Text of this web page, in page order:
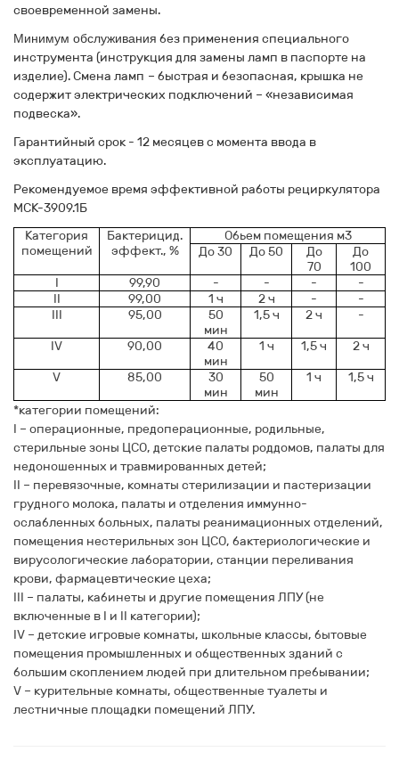
своевременной замены.
Минимум обслуживания без применения специального
инструмента (инструкция для замены ламп в паспорте на
изделие). Смена ламп – быстрая и безопасная, крышка не
содержит электрических подключений – «независимая
подвеска».
Гарантийный срок - 12 месяцев с момента ввода в
эксплуатацию.
Рекомендуемое время эффективной работы рециркулятора
МСК-3909.1Б
Категория
помещений
Бактерицид.
эффект., %
Обьем помещения м3
До 30
До 50
До
70
До
100
I
99,90 - - -
-
II
99,00 1 ч 2 ч -
-
III
95,00
50
мин
1,5 ч 2 ч -
IV 90,00
40
мин
1 ч 1,5 ч 2 ч
V 85,00
30
мин
50
мин
1 ч 1,5 ч
*категории помещений:
I – операционные, предоперационные, родильные,
стерильные зоны ЦСО, детские палаты роддомов, палаты для
недоношенных и травмированных детей;
II – перевязочные, комнаты стерилизации и пастеризации
грудного молока, палаты и отделения иммунно-
ослабленных больных, палаты реанимационных отделений,
помещения нестерильных зон ЦСО, бактериологические и
вирусологические лаборатории, станции переливания
крови, фармацевтические цеха;
III – палаты, кабинеты и другие помещения ЛПУ (не
включенные в I и II категории);
IV – детские игровые комнаты, школьные классы, бытовые
помещения промышленных и общественных зданий с
большим скоплением людей при длительном пребывании;
V – курительные комнаты, общественные туалеты и
лестничные площадки помещений ЛПУ.